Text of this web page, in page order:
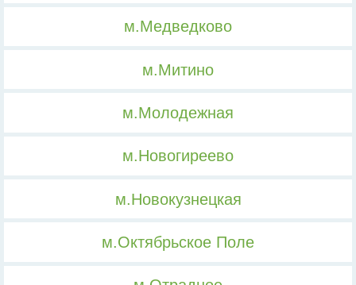
м.Медведково
м.Митино
м.Молодежная
м.Новогиреево
м.Новокузнецкая
м.Октябрьское Поле